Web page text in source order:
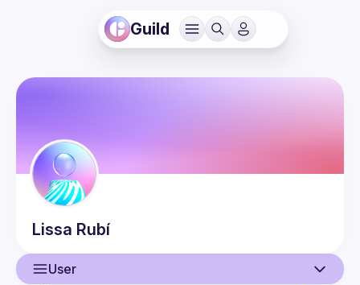
Guild
Lissa Rubí
User